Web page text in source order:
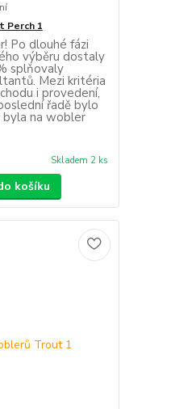
Perch 1
Po dlouhé fázi
výběru dostaly
splňovaly
Mezi kritéria
i provedení,
řadě bylo
byla na wobler
Skladem 2 ks
košíku